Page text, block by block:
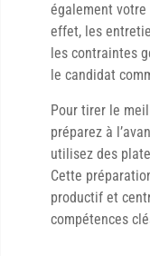
également
effet, les
les contraintes
le candidat
Pour tirer le
préparez à
utilisez des
Cette
productif et
compétences